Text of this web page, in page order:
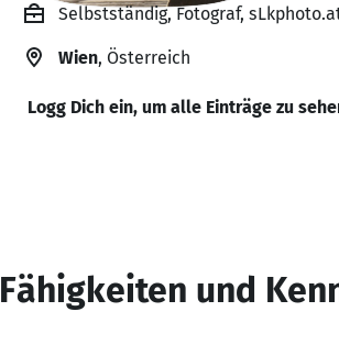
Selbstständig, Fotograf,
Wien, Österreich
Logg Dich ein, um alle Einträge zu
Fähigkeiten und